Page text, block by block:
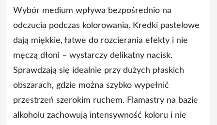
Wybór medium wpływa bezpośrednio na
odczucia podczas kolorowania. Kredki pastelowe
dają miękkie, łatwe do rozcierania efekty i nie
męczą dłoni – wystarczy delikatny nacisk.
Sprawdzają się idealnie przy dużych płaskich
obszarach, gdzie można szybko wypełnić
przestrzeń szerokim ruchem. Flamastry na bazie
alkoholu zachowują intensywność koloru i nie